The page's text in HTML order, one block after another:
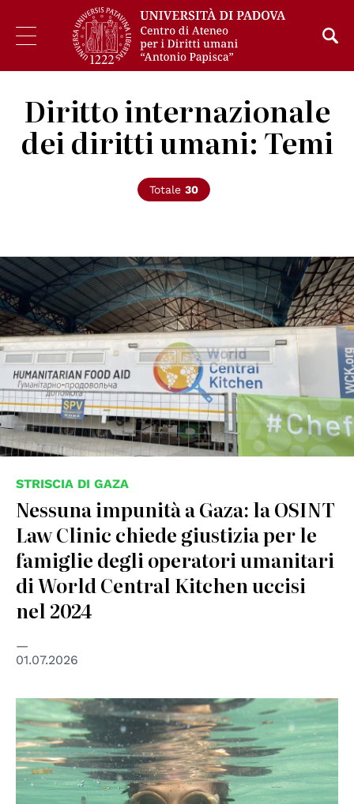
Diritto internazionale
dei diritti umani: Temi
Totale 30
© Bgasco on Wikimedia Commons
STRISCIA DI GAZA
Nessuna impunità a Gaza: la OSINT
Law Clinic chiede giustizia per le
famiglie degli operatori umanitari
di World Central Kitchen uccisi
nel 2024
01.07.2026
© UN PHOTO